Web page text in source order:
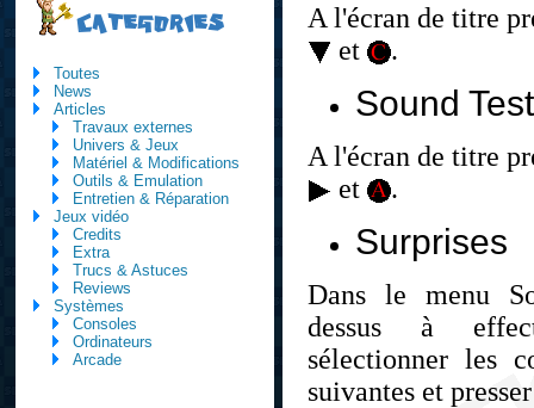
A l'écran de titre
et
.
Sound Test
A l'écran de titre
et
.
Surprises
Dans le menu
dessus à
sélectionner les
suivantes et
CATEGORIES
Toutes
News
Articles
Travaux externes
Univers & Jeux
Matériel & Modifications
Outils & Emulation
Entretien & Réparation
Jeux vidéo
Credits
Extra
Trucs & Astuces
Reviews
Systèmes
Consoles
Ordinateurs
Arcade